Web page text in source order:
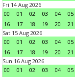
Fri 14 Aug 2026
00
01 02 03 04 05
16
17 18 19 20 21
Sat 15 Aug 2026
00
01 02 03 04 05
16
17 18 19 20 21
Sun 16 Aug 2026
00
01 02 03 04 05